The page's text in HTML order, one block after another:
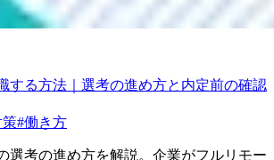
する方法｜選考の進め方と内定前の確認
策#働き方
選考の進め方を解説。企業がフルリモー